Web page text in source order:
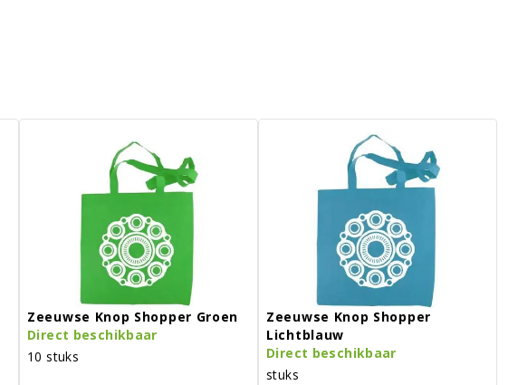
Zeeuwse Knop Shopper Groen
Direct beschikbaar
10 stuks
Zeeuwse Knop Shopper
Lichtblauw
Direct beschikbaar
stuks